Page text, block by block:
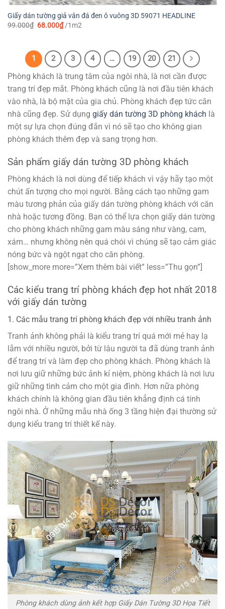
Giấy dán tường giả vân đá đen ô vuông 3D 59071 HEADLINE
99.000₫ Giá
68.000₫Giá
hiện
68.000₫.
/1m2
1 2 3 4 … 19 20 21
Phòng khách là trung tâm của ngôi nhà, là nơi cần được
trang trí đẹp mắt. Phòng khách cũng là nơi đầu tiên khách
vào nhà, là bộ mặt của gia chủ. Phòng khách đẹp tức căn
nhà cũng đẹp. Sử dụng giấy dán tường 3D phòng khách là
một sự lựa chọn đúng đắn vì nó sẽ tạo cho không gian
phòng khách thêm đẹp và sang trọng hơn.
Sản phẩm giấy dán tường 3D phòng khách
Phòng khách là nơi dùng để tiếp khách vì vậy hãy tạo một
chút ấn tượng cho mọi người. Bằng cách tạo những gam
màu tương phản của giấy dán tường phòng khách với căn
nhà hoặc tương đồng. Bạn có thể lựa chọn giấy dán tường
cho phòng khách những gam màu sáng như vàng, cam,
xám… nhưng không nên quá chói vì chúng sẽ tạo cảm giác
nóng bức và ngột ngạt cho căn phòng.
[show_more more=”Xem thêm bài viết” less=”Thu gọn”]
Các kiểu trang trí phòng khách đẹp hot nhất 2018
với giấy dán tường
1. Các mẫu trang trí phòng khách đẹp với nhiều tranh ảnh
Tranh ảnh không phải là kiểu trang trí quá mới mẻ hay lạ
lẫm với nhiều người, bởi từ lâu người ta đã dùng tranh ảnh
để trang trí và làm đẹp cho phòng khách. Phòng khách là
nơi lưu giữ những bức ảnh kỉ niệm, phòng khách là nơi lưu
giữ những tình cảm cho một gia đình. Hơn nữa phòng
khách chính là không gian đầu tiên khẳng định cá tính
ngôi nhà. Ở những mẫu nhà ống 3 tầng hiện đại thường sử
dụng kiểu trang trí thiết kế này.
Phòng khách dùng ảnh kết hợp Giấy Dán Tường 3D Họa Tiết